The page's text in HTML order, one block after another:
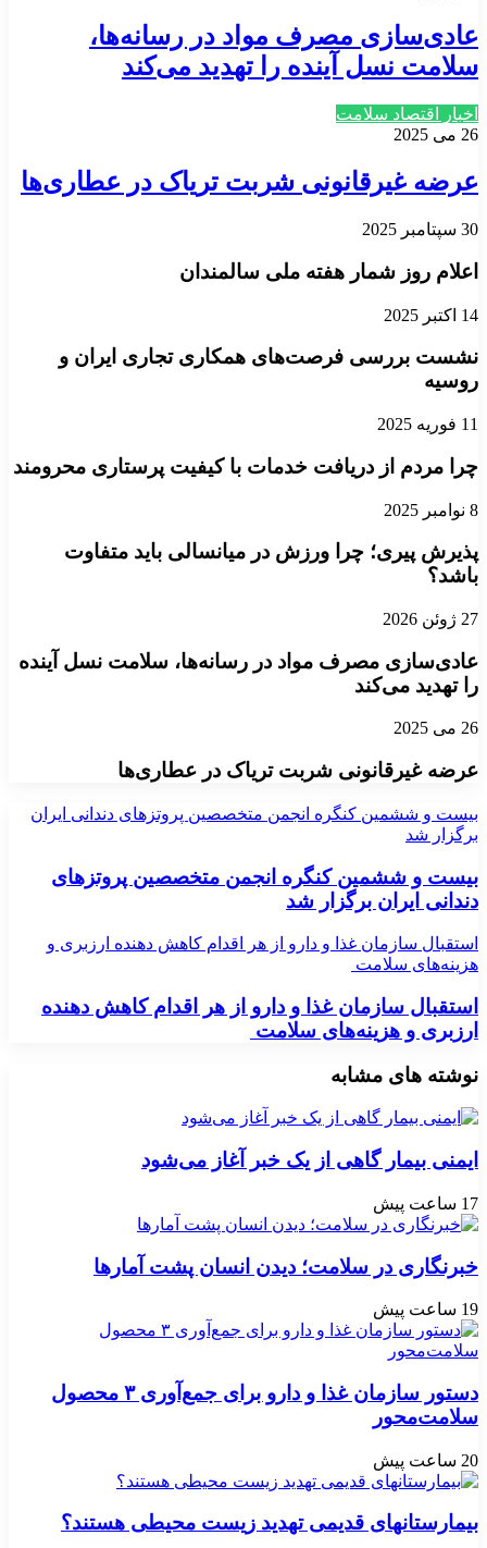
عادی‌سازی مصرف مواد در رسانه‌ها،
سلامت نسل آینده را تهدید می‌کند
اخبار اقتصاد سلامت
26 می 2025
عرضه غیرقانونی شربت تریاک در عطاری‌ها
30 سپتامبر 2025
اعلام روز شمار هفته ملی سالمندان
14 اکتبر 2025
نشست بررسی فرصت‌های همکاری تجاری ایران و
روسیه
11 فوریه 2025
چرا مردم از دریافت خدمات با کیفیت پرستاری محرومند
8 نوامبر 2025
پذیرش پیری؛ چرا ورزش در میانسالی باید متفاوت
باشد؟
27 ژوئن 2026
عادی‌سازی مصرف مواد در رسانه‌ها، سلامت نسل آینده
را تهدید می‌کند
26 می 2025
عرضه غیرقانونی شربت تریاک در عطاری‌ها
بیست و ششمین کنگره انجمن متخصصین پروتزهای دندانی ایران
برگزار شد
بیست و ششمین کنگره انجمن متخصصین پروتزهای
دندانی ایران برگزار شد
استقبال سازمان غذا و دارو از هر اقدام کاهش دهنده ارزبری و
هزینه‌های سلامت
استقبال سازمان غذا و دارو از هر اقدام کاهش دهنده
ارزبری و هزینه‌های سلامت
نوشته های مشابه
ایمنی بیمار گاهی از یک خبر آغاز می‌شود
17 ساعت پیش
خبرنگاری در سلامت؛ دیدن انسان پشت آمارها
19 ساعت پیش
دستور سازمان غذا و دارو برای جمع‌آوری ۳ محصول
سلامت‌محور
20 ساعت پیش
بیمارستانهای قدیمی تهدید زیست محیطی هستند؟